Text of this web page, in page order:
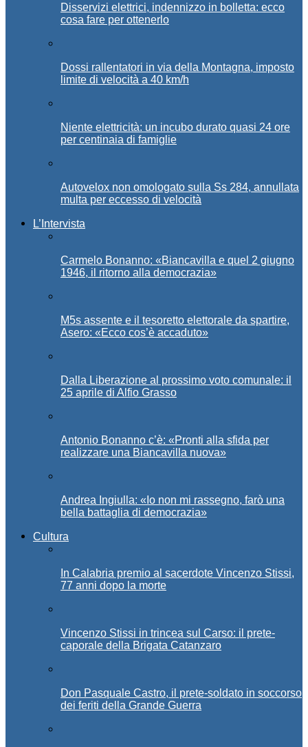
Disservizi elettrici, indennizzo in bolletta: ecco
cosa fare per ottenerlo
Dossi rallentatori in via della Montagna, imposto
limite di velocità a 40 km/h
Niente elettricità: un incubo durato quasi 24 ore
per centinaia di famiglie
Autovelox non omologato sulla Ss 284, annullata
multa per eccesso di velocità
L’Intervista
Carmelo Bonanno: «Biancavilla e quel 2 giugno
1946, il ritorno alla democrazia»
M5s assente e il tesoretto elettorale da spartire,
Asero: «Ecco cos’è accaduto»
Dalla Liberazione al prossimo voto comunale: il
25 aprile di Alfio Grasso
Antonio Bonanno c’è: «Pronti alla sfida per
realizzare una Biancavilla nuova»
Andrea Ingiulla: «Io non mi rassegno, farò una
bella battaglia di democrazia»
Cultura
In Calabria premio al sacerdote Vincenzo Stissi,
77 anni dopo la morte
Vincenzo Stissi in trincea sul Carso: il prete-
caporale della Brigata Catanzaro
Don Pasquale Castro, il prete-soldato in soccorso
dei feriti della Grande Guerra